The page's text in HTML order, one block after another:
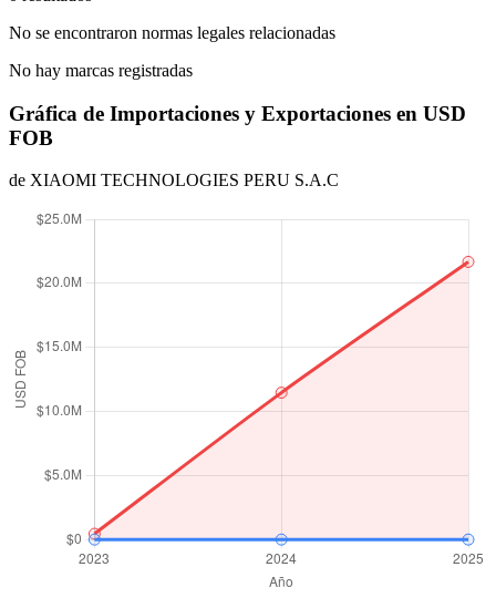
No se encontraron normas legales relacionadas
No hay marcas registradas
Gráfica de Importaciones y Exportaciones en USD
FOB
de XIAOMI TECHNOLOGIES PERU S.A.C